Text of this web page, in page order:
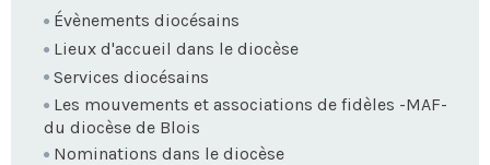
Évènements diocésains
Lieux d'accueil dans le diocèse
Services diocésains
Les mouvements et associations de fidèles -MAF-
du diocèse de Blois
Nominations dans le diocèse